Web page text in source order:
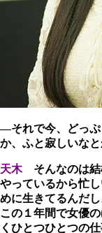
―それで今、どっぷ
か、ふと寂しいなと
天木そんなのは結
やっているから忙
めに生きてるんだ
この１年間で女優
くひとつひとつの